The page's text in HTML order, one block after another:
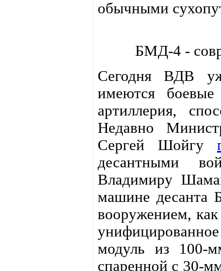
обычными
БМД-4 -
Сегодня ВДВ
имеются
артиллерия,
Недавно
Сергей Шойгу
десантными
Владимиру
машине
вооружением,
модуль из 100-
спаренной с 30-